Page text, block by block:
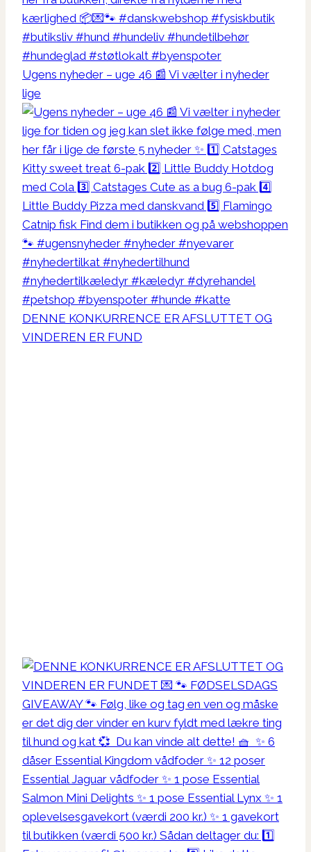
Ugens nyheder – uge 46 📰 Vi vælter i nyheder
lige
DENNE KONKURRENCE ER AFSLUTTET OG
VINDEREN ER FUND